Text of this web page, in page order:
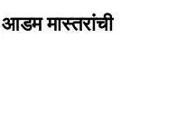
आडम मास्तरांची